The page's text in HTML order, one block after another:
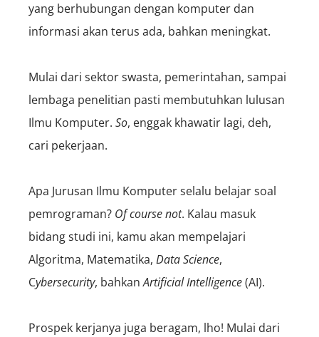
yang berhubungan dengan komputer dan
informasi akan terus ada, bahkan meningkat.
Mulai dari sektor swasta, pemerintahan, sampai
lembaga penelitian pasti membutuhkan lulusan
Ilmu Komputer. So, enggak khawatir lagi, deh,
cari pekerjaan.
Apa Jurusan Ilmu Komputer selalu belajar soal
pemrograman? Of course not. Kalau masuk
bidang studi ini, kamu akan mempelajari
Algoritma, Matematika, DataScience,
Cybersecurity, bahkanArtificialIntelligence(AI).
Prospek kerjanya juga beragam, lho! Mulai dari